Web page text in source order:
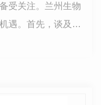
受关注。兰州生物
遇。首先，谈及我
的理念。通过…